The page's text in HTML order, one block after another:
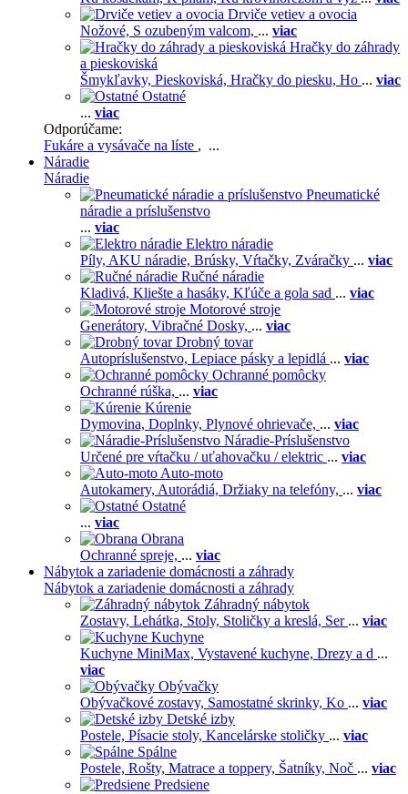
Drviče vetiev a ovocia
Nožové, S ozubeným valcom, ... viac
Hračky do záhrady
a pieskoviská
Šmykľavky, Pieskoviská, Hračky do piesku, Ho ... viac
Ostatné
... viac
Odporúčame:
Fukáre a vysávače na líste , ...
Náradie
Náradie
Pneumatické
náradie a príslušenstvo
... viac
Elektro náradie
Píly, AKU náradie, Brúsky, Vŕtačky, Zváračky ... viac
Ručné náradie
Kladivá, Kliešte a hasáky, Kľúče a gola sad ... viac
Motorové stroje
Generátory, Vibračné Dosky, ... viac
Drobný tovar
Autopríslušenstvo, Lepiace pásky a lepidlá ... viac
Ochranné pomôcky
Ochranné rúška, ... viac
Kúrenie
Dymovina, Doplnky, Plynové ohrievače, ... viac
Náradie-Príslušenstvo
Určené pre vŕtačku / uťahovačku / elektric ... viac
Auto-moto
Autokamery, Autorádiá, Držiaky na telefóny, ... viac
Ostatné
... viac
Obrana
Ochranné spreje, ... viac
Nábytok a zariadenie domácnosti a záhrady
Nábytok a zariadenie domácnosti a záhrady
Záhradný nábytok
Zostavy, Lehátka, Stoly, Stoličky a kreslá, Ser ... viac
Kuchyne
Kuchyne MiniMax, Vystavené kuchyne, Drezy a d ...
viac
Obývačky
Obývačkové zostavy, Samostatné skrinky, Ko ... viac
Detské izby
Postele, Písacie stoly, Kancelárske stoličky ... viac
Spálne
Postele, Rošty, Matrace a toppery, Šatníky, Noč ... viac
Predsiene